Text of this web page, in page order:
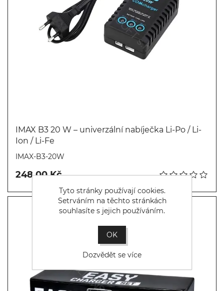
IMAX B3 20 W – univerzální nabíječka Li-Po / Li-
Ion / Li-Fe
IMAX-B3-20W
248,00 Kč
Tyto stránky používají cookies.
Setrváním na těchto stránkách
souhlasíte s jejich používáním.
OK
Dozvědět se více